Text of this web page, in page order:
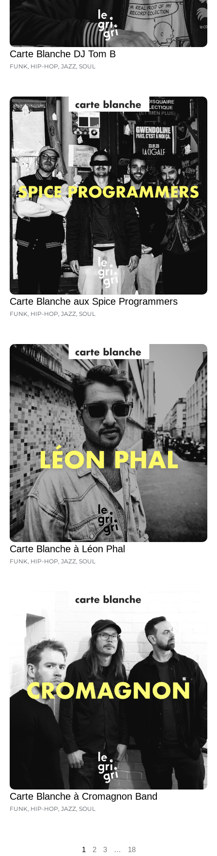
Carte Blanche DJ Tom B
FUNK, HIP-HOP, JAZZ, SOUL
Carte Blanche aux Spice Programmers
FUNK, HIP-HOP, JAZZ, SOUL
Carte Blanche à Léon Phal
FUNK, HIP-HOP, JAZZ, SOUL
Carte Blanche à Cromagnon Band
FUNK, HIP-HOP, JAZZ, SOUL
1 2 3 … 18